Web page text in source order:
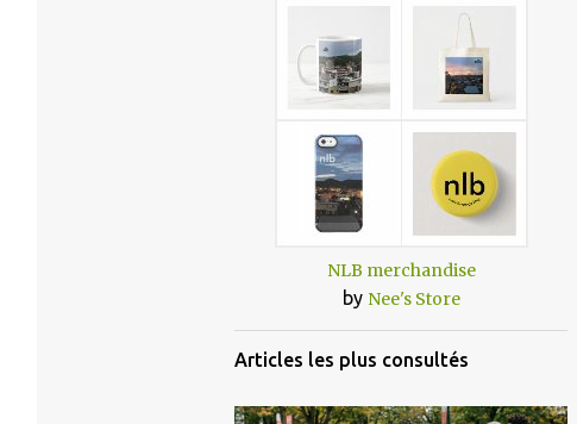
NLB merchandise
by Nee's Store
Articles les plus consultés